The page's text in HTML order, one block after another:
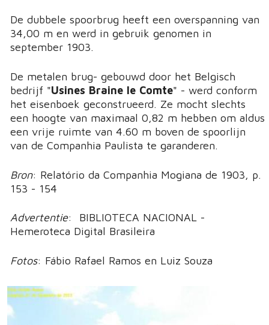
De dubbele spoorbrug heeft een overspanning van
34,00 m en werd in gebruik genomen in
september 1903.
De metalen brug- gebouwd door het Belgisch
bedrijf "Usines Braine le Comte" - werd conform
het eisenboek geconstrueerd. Ze mocht slechts
een hoogte van maximaal 0,82 m hebben om aldus
een vrije ruimte van 4.60 m boven de spoorlijn
van de Companhia Paulista te garanderen.
Bron: Relatório da Companhia Mogiana de 1903, p.
153 - 154
Advertentie: BIBLIOTECA NACIONAL -
Hemeroteca Digital Brasileira
Fotos: Fábio Rafael Ramos en Luiz Souza